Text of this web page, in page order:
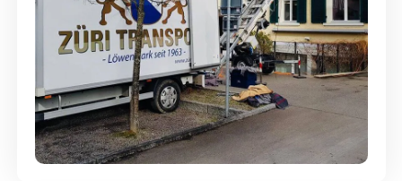
Entsorgung & Räumung